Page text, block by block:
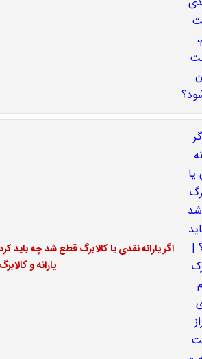
اگر یارانه نقدی یا کالابرگ قطع شد چه باید
یارانه و کالابرگ